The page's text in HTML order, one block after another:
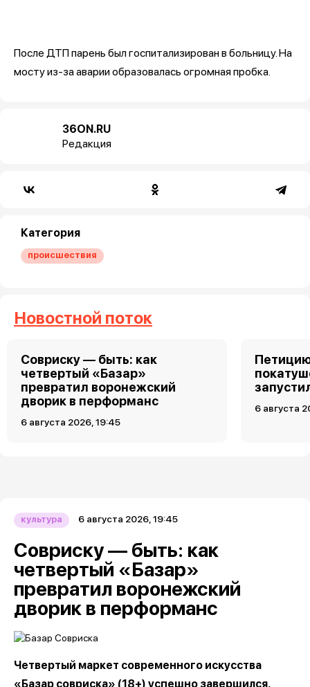
После ДТП парень был госпитализирован в больницу. На
мосту из-за аварии образовалась огромная пробка.
36ON.RU
Редакция
Категория
происшествия
Новостной поток
Совриску — быть: как
четвертый «Базар»
превратил воронежский
дворик в перформанс
6 августа 2026, 19:45
6 августа
культура 6 августа 2026, 19:45
Совриску — быть: как
четвертый «Базар»
превратил воронежский
дворик в перформанс
Четвертый маркет современного искусства
«Базар совриска» (18+) успешно завершился,